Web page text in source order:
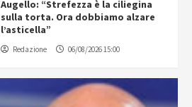
Augello: “Strefezza è la ciliegina
sulla torta. Ora dobbiamo alzare
l’asticella”
Redazione 06/08/2026 15:00